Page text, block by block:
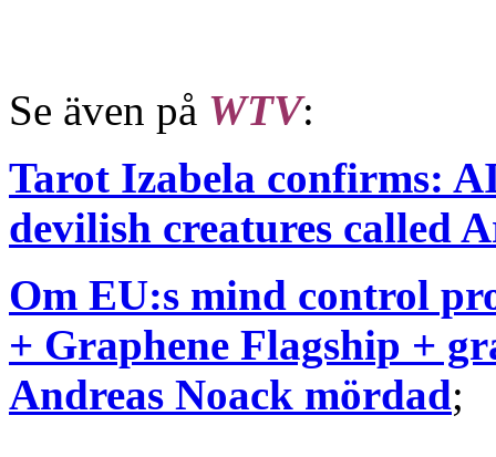
Se även på WTV:
Tarot Izabela confirms:
devilish creatures called
Om EU:s mind control
+ Graphene Flagship +
Andreas Noack mördad;